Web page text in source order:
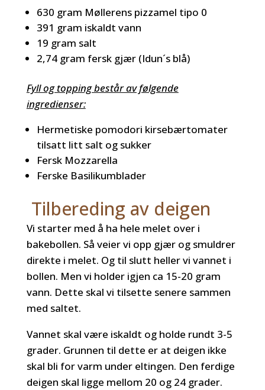
630 gram Møllerens pizzamel tipo 0
391 gram iskaldt vann
19 gram salt
2,74 gram fersk gjær (Idun´s blå)
Fyll og topping består av følgende
ingredienser:
Hermetiske pomodori kirsebærtomater
tilsatt litt salt og sukker
Fersk Mozzarella
Ferske Basilikumblader
Tilbereding av deigen
Vi starter med å ha hele melet over i
bakebollen. Så veier vi opp gjær og smuldrer
direkte i melet. Og til slutt heller vi vannet i
bollen. Men vi holder igjen ca 15-20 gram
vann. Dette skal vi tilsette senere sammen
med saltet.
Vannet skal være iskaldt og holde rundt 3-5
grader. Grunnen til dette er at deigen ikke
skal bli for varm under eltingen. Den ferdige
deigen skal ligge mellom 20 og 24 grader.